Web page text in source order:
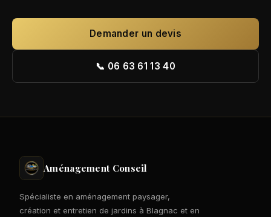
Demander un devis
📞 06 63 61 13 40
Aménagement Conseil
Spécialiste en aménagement paysager,
création et entretien de jardins à Blagnac et en